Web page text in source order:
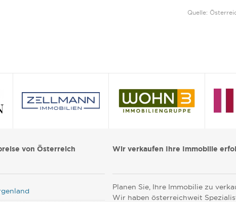
Quelle:
von Österreich Wir verkaufen Ihre Immobilie
Planen Sie, Ihre Immobilie zu
Wir haben österreichweit